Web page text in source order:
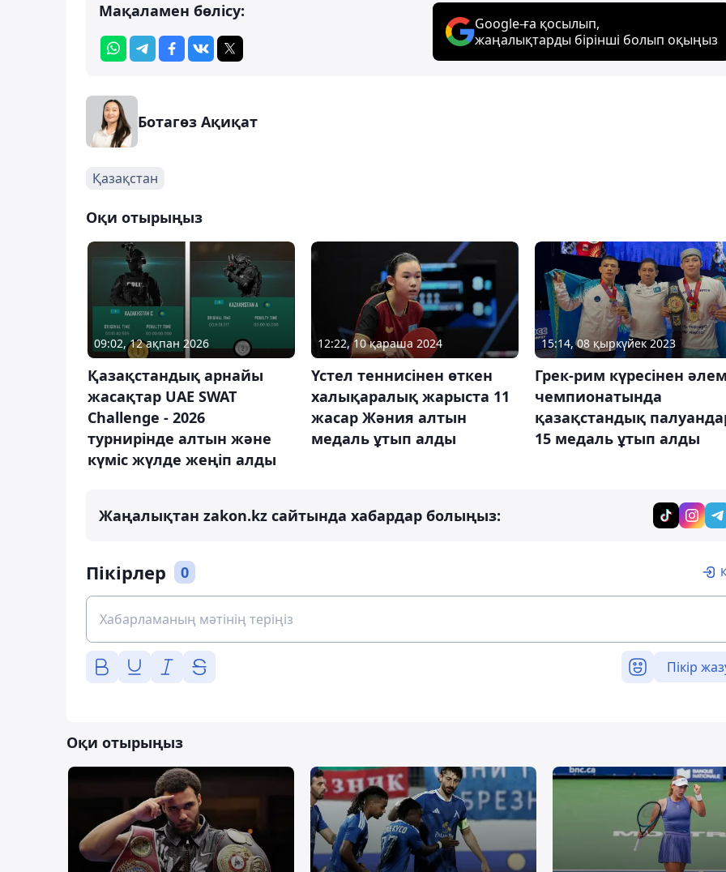
Мақаламен бөлісу:
Google-ға қосылып,
жаңалықтарды бірінші болып оқыңыз
Ботагөз Ақиқат
Қазақстан
Оқи отырыңыз
09:02, 12 ақпан 2026
Қазақстандық арнайы
жасақтар UAE SWAT
Challenge - 2026
турнирінде алтын және
күміс жүлде жеңіп алды
12:22, 10 қараша 2024
Үстел теннисінен өткен
халықаралық жарыста 11
жасар Жәния алтын
медаль ұтып алды
15:14, 08 қыркүйек 2023
Грек-рим күресінен
чемпионатында
қазақстандық
15 медаль ұтып алды
Жаңалықтан zakon.kz сайтында хабардар болыңыз:
Пікірлер 0
Пікір
Оқи отырыңыз